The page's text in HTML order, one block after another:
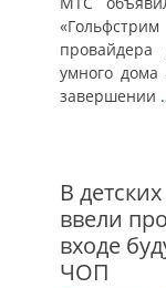
умного
завершении
В
ввели
входе
ЧОП